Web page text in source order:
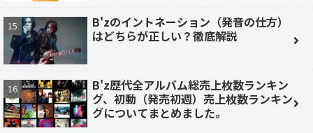
B'zのイントネーション（発音の仕方）
はどちらが正しい？徹底解説
B'z歴代全アルバム総売上枚数ランキン
グ、初動（発売初週）売上枚数ランキン
グについてまとめました。